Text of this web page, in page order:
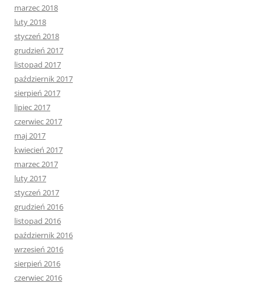
marzec 2018
luty 2018
styczeń 2018
grudzień 2017
listopad 2017
październik 2017
sierpień 2017
lipiec 2017
czerwiec 2017
maj 2017
kwiecień 2017
marzec 2017
luty 2017
styczeń 2017
grudzień 2016
listopad 2016
październik 2016
wrzesień 2016
sierpień 2016
czerwiec 2016